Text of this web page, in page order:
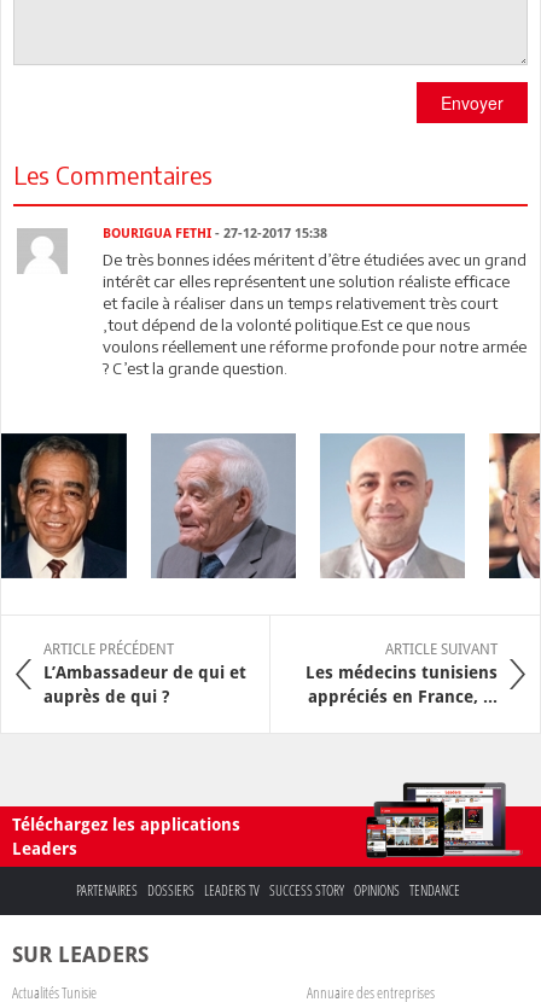
Envoyer
Les Commentaires
BOURIGUA FETHI - 27-12-2017 15:38
De très bonnes idées méritent d’être étudiées avec un grand
intérêt car elles représentent une solution réaliste efficace
et facile à réaliser dans un temps relativement très court
,tout dépend de la volonté politique.Est ce que nous
voulons réellement une réforme profonde pour notre armée
? C’est la grande question.
ARTICLE PRÉCÉDENT
L’Ambassadeur de qui et
auprès de qui ?
ARTICLE SUIVANT
Les médecins tunisiens
appréciés en France, ...
Téléchargez les applications
Leaders
PARTENAIRES DOSSIERS LEADERS TV SUCCESS STORY OPINIONS TENDANCE
SUR LEADERS
Actualités Tunisie Annuaire des entreprises